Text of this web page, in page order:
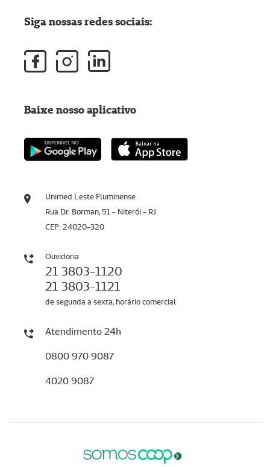
Unimed Leste Fluminense
Rua Dr. Borman, 51 - Niterói - RJ
CEP: 24020-320
Ouvidoria
21 3803-1120
21 3803-1121
de segunda a sexta, horário comercial
Atendimento 24h
0800 970 9087
4020 9087
Siga nossas redes sociais:
Baixe nosso aplicativo